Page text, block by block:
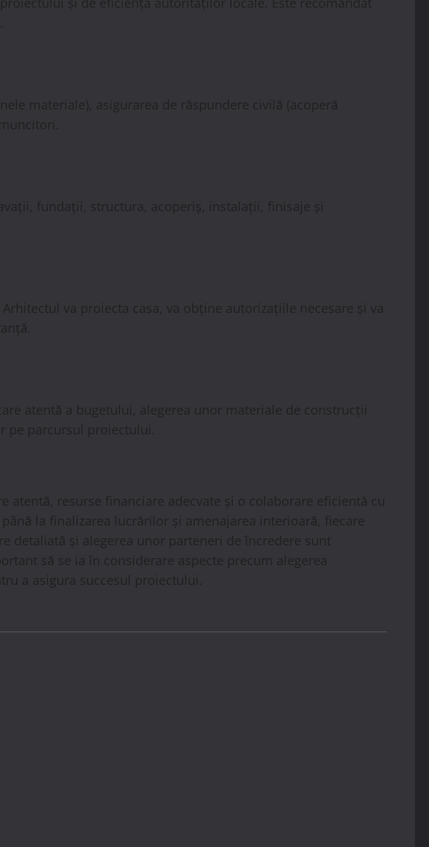
materiale), asigurarea de răspundere civilă (acoperă
fundații, structura, acoperiș, instalații, finisaje și
va proiecta casa, va obține autorizațiile necesare și va
atentă a bugetului, alegerea unor materiale de construcții
pe parcursul proiectului.
resurse financiare adecvate și o colaborare eficientă cu
la finalizarea lucrărilor și amenajarea interioară, fiecare
detaliată și alegerea unor parteneri de încredere sunt
să se ia în considerare aspecte precum alegerea
a asigura succesul proiectului.